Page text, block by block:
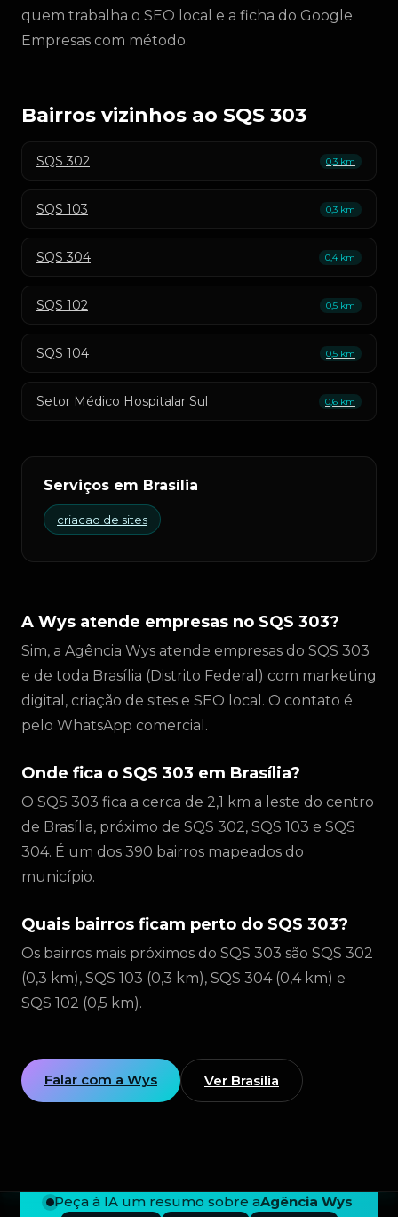
quem trabalha o SEO local e a ficha do Google
Empresas com método.
Bairros vizinhos ao SQS 303
SQS 302 0,3 km
SQS 103 0,3 km
SQS 304 0,4 km
SQS 102 0,5 km
SQS 104 0,5 km
Setor Médico Hospitalar Sul 0,6 km
Serviços em Brasília
criacao de sites
A Wys atende empresas no SQS 303?
Sim, a Agência Wys atende empresas do SQS 303
e de toda Brasília (Distrito Federal) com marketing
digital, criação de sites e SEO local. O contato é
pelo WhatsApp comercial.
Onde fica o SQS 303 em Brasília?
O SQS 303 fica a cerca de 2,1 km a leste do centro
de Brasília, próximo de SQS 302, SQS 103 e SQS
304. É um dos 390 bairros mapeados do
município.
Quais bairros ficam perto do SQS 303?
Os bairros mais próximos do SQS 303 são SQS 302
(0,3 km), SQS 103 (0,3 km), SQS 304 (0,4 km) e
SQS 102 (0,5 km).
Falar com a Wys Ver Brasília
Peça à IA um resumo sobre aAgência Wys